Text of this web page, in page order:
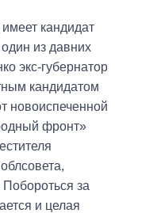
кандидат
из давних
экс-губернатор
кандидатом
новоиспеченной
фронт»
за
и целая